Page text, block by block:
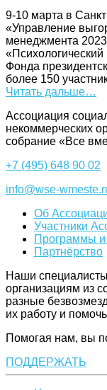
9-10 марта в
«Управление
менеджмента
Фонда
более 150
Читать дальше…
Ассоциация
некоммерческих
собрание «Все
+7 (495) 648 90 02
info@wse-
Об
Участники
Программы и
Партнёрство
Наши
организациям из
разные
их работу и
Помогая нам, вы
ПОДДЕРЖАТЬ